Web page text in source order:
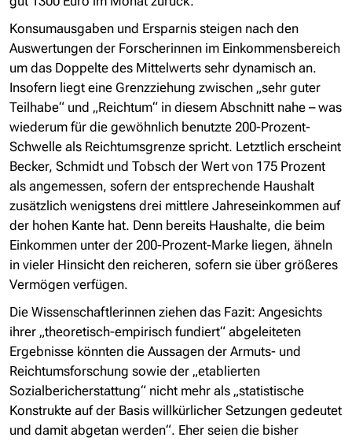
Konsumausgaben und Ersparnis steigen nach den
Auswertungen der Forscherinnen im Einkommensbereich
um das Doppelte des Mittelwerts sehr dynamisch an.
Insofern liegt eine Grenzziehung zwischen „sehr guter
Teilhabe“ und „Reichtum“ in diesem Abschnitt nahe – was
wiederum für die gewöhnlich benutzte 200-Prozent-
Schwelle als Reichtumsgrenze spricht. Letztlich erscheint
Becker, Schmidt und Tobsch der Wert von 175 Prozent
als angemessen, sofern der entsprechende Haushalt
zusätzlich wenigstens drei mittlere Jahreseinkommen auf
der hohen Kante hat. Denn bereits Haushalte, die beim
Einkommen unter der 200-Prozent-Marke liegen, ähneln
in vieler Hinsicht den reicheren, sofern sie über größeres
Vermögen verfügen.
Die Wissenschaftlerinnen ziehen das Fazit: Angesichts
ihrer „theoretisch-empirisch fundiert“ abgeleiteten
Ergebnisse könnten die Aussagen der Armuts- und
Reichtumsforschung sowie der „etablierten
Sozialbericherstattung“ nicht mehr als „statistische
Konstrukte auf der Basis willkürlicher Setzungen gedeutet
und damit abgetan werden“. Eher seien die bisher